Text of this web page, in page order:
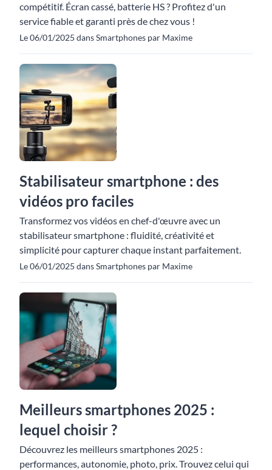
compétitif. Écran cassé, batterie HS ? Profitez d'un
service fiable et garanti près de chez vous !
Le 06/01/2025 dans Smartphones par Maxime
Stabilisateur smartphone : des
vidéos pro faciles
Transformez vos vidéos en chef-d'œuvre avec un
stabilisateur smartphone : fluidité, créativité et
simplicité pour capturer chaque instant parfaitement.
Le 06/01/2025 dans Smartphones par Maxime
Meilleurs smartphones 2025 :
lequel choisir ?
Découvrez les meilleurs smartphones 2025 :
performances, autonomie, photo, prix. Trouvez celui qui